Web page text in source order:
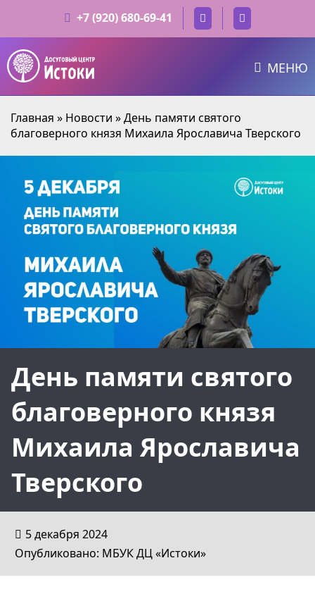
+7 (920) 680-69-41
МЕНЮ
Главная » Новости »День памяти святого
благоверного князя Михаила Ярославича Тверского
День памяти святого
благоверного князя
Михаила Ярославича
Тверского
5 декабря 2024
Опубликовано: МБУК ДЦ «Истоки»